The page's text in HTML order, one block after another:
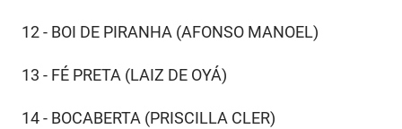
12 - BOI DE PIRANHA (AFONSO MANOEL)
13 - FÉ PRETA (LAIZ DE OYÁ)
14 - BOCABERTA (PRISCILLA CLER)